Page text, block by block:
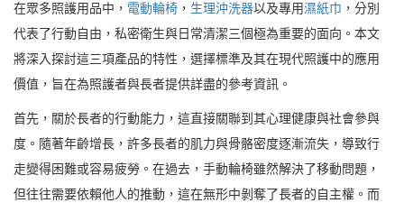
在眾多照護用品中， 電動輪椅 ， 生理沖洗器以及專用濕紙巾 ，分別
代表了行動自由，私密衛生與日常清潔三個極為重要的面向。本文
將深入探討這三項產品的特性，選擇標準及其在現代照護中的應用
價值，旨在為照護者與長者提供詳盡的參考資訊。
首先，關於長者的行動能力，這直接關聯到其心理健康與社會參與
度。隨著年齡增長，許多長者的肌力與骨骼密度逐漸流失，導致行
走變得困難或容易疲勞。在過去，手動輪椅雖然解決了移動問題，
但往往需要依賴他人的推動，這在無形中剝奪了長者的自主權。而